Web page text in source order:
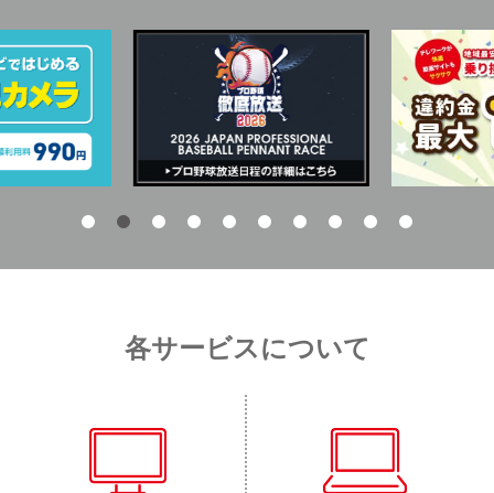
各サービスについて